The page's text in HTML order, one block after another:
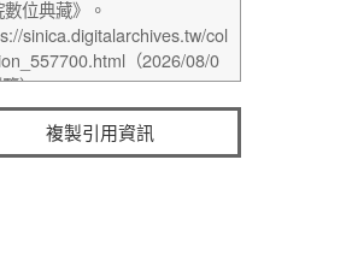
複製引用資訊